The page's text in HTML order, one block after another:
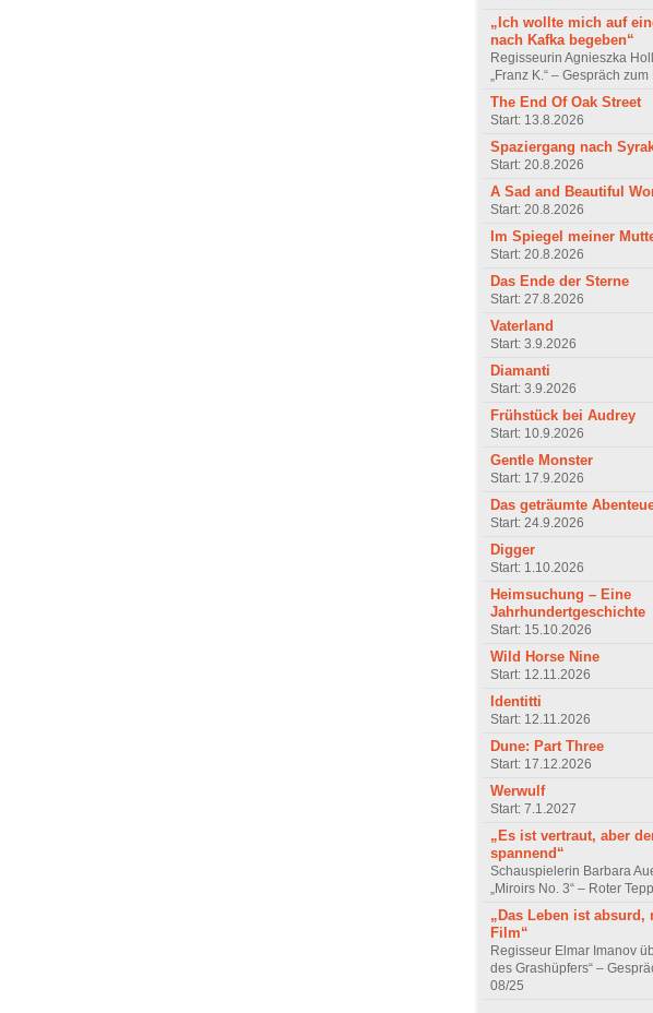
„Ich wollte mich auf
nach Kafka begeben“
Regisseurin Agnieszka
„Franz K.“ – Gespräch
The End Of Oak Street
Start: 13.8.2026
Spaziergang nach
Start: 20.8.2026
A Sad and Beautiful
Start: 20.8.2026
Im Spiegel meiner
Start: 20.8.2026
Das Ende der Sterne
Start: 27.8.2026
Vaterland
Start: 3.9.2026
Diamanti
Start: 3.9.2026
Frühstück bei Audrey
Start: 10.9.2026
Gentle Monster
Start: 17.9.2026
Das geträumte
Start: 24.9.2026
Digger
Start: 1.10.2026
Heimsuchung – Eine
Jahrhundertgeschichte
Start: 15.10.2026
Wild Horse Nine
Start: 12.11.2026
Identitti
Start: 12.11.2026
Dune: Part Three
Start: 17.12.2026
Werwulf
Start: 7.1.2027
„Es ist vertraut, aber
spannend“
Schauspielerin Barbara
„Miroirs No. 3“ – Roter
„Das Leben ist absurd,
Film“
Regisseur Elmar Imanov
des Grashüpfers“ –
08/25